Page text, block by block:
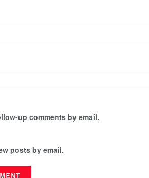
up comments by email.
posts by email.